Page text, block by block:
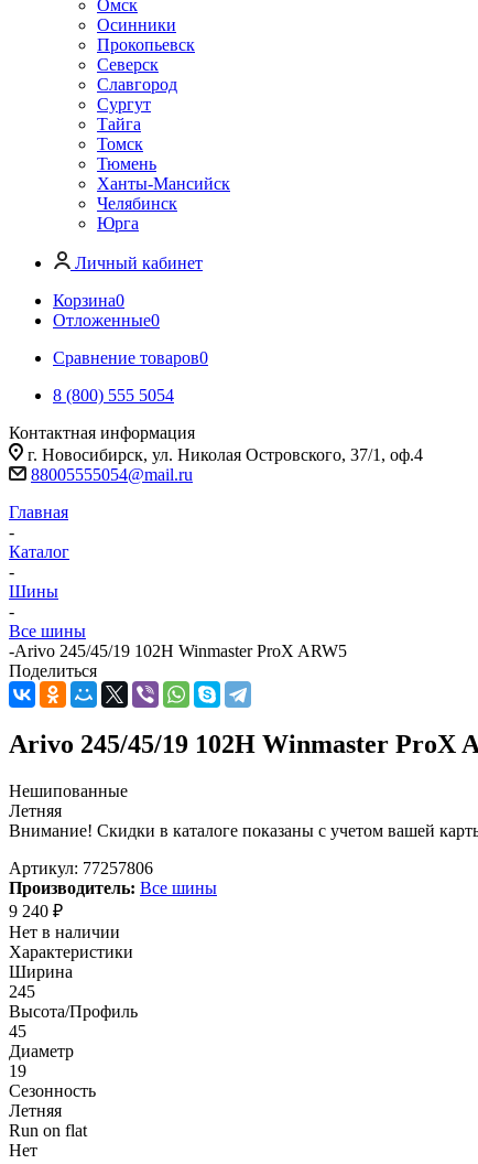
Омск
Осинники
Прокопьевск
Северск
Славгород
Сургут
Тайга
Томск
Тюмень
Ханты-Мансийск
Челябинск
Юрга
Личный кабинет
Корзина0
Отложенные0
Сравнение товаров0
8 (800) 555 5054
Контактная информация
г. Новосибирск, ул. Николая Островского, 37/1, оф.4
88005555054@mail.ru
Главная
-
Каталог
-
Шины
-
Все шины
-Arivo 245/45/19 102H Winmaster ProX ARW5
Поделиться
Arivo 245/45/19 102H Winmaster ProX
Нешипованные
Летняя
Внимание! Скидки в каталоге показаны с учетом вашей
Артикул: 77257806
Производитель: Все шины
9 240 ₽
Нет в наличии
Характеристики
Ширина
245
Высота/Профиль
45
Диаметр
19
Сезонность
Летняя
Run on flat
Нет